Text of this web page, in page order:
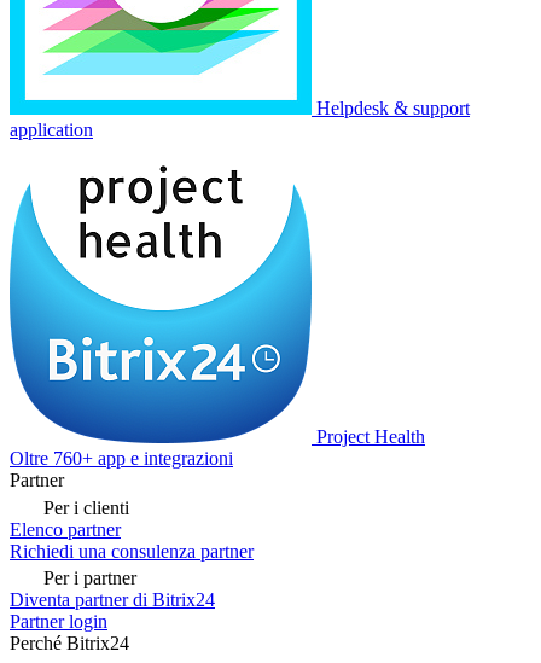
Helpdesk & support
application
Project Health
Oltre 760+ app e integrazioni
Partner
Per i clienti
Elenco partner
Richiedi una consulenza partner
Per i partner
Diventa partner di Bitrix24
Partner login
Perché Bitrix24